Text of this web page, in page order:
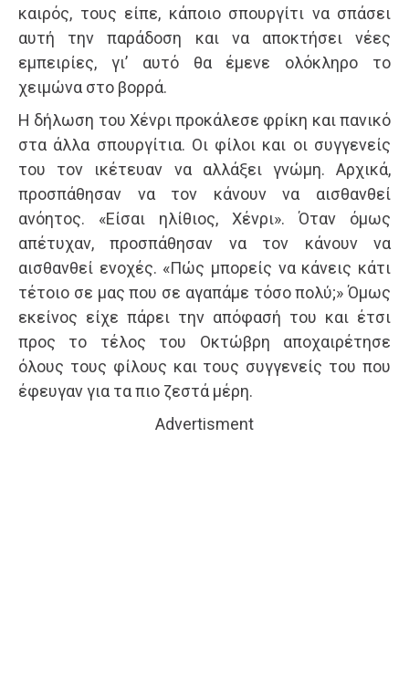
καιρός, τους είπε, κάποιο σπουργίτι να σπάσει
αυτή την παράδοση και να αποκτήσει νέες
εμπειρίες, γι’ αυτό θα έμενε ολόκληρο το
χειμώνα στο βορρά.
Η δήλωση του Χένρι προκάλεσε φρίκη και πανικό
στα άλλα σπουργίτια. Οι φίλοι και οι συγγενείς
του τον ικέτευαν να αλλάξει γνώμη. Αρχικά,
προσπάθησαν να τον κάνουν να αισθανθεί
ανόητος. «Είσαι ηλίθιος, Χένρι». Όταν όμως
απέτυχαν, προσπάθησαν να τον κάνουν να
αισθανθεί ενοχές. «Πώς μπορείς να κάνεις κάτι
τέτοιο σε μας που σε αγαπάμε τόσο πολύ;» Όμως
εκείνος είχε πάρει την απόφασή του και έτσι
προς το τέλος του Οκτώβρη αποχαιρέτησε
όλους τους φίλους και τους συγγενείς του που
έφευγαν για τα πιο ζεστά μέρη.
Advertisment